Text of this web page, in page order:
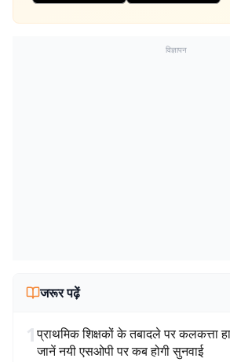
विज्ञापन
जरूर पढ़ें
1प्राथमिक शिक्षकों के तबादले पर कलकत्ता
जानें नयी एसओपी पर कब होगी सुनवाई